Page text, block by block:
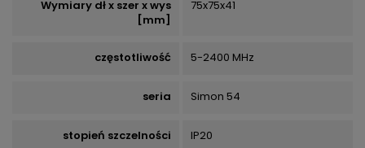
Wymiary dł x szer x wys
[mm]
75x75x41
częstotliwość 5-2400 MHz
seria Simon 54
stopień szczelności IP20